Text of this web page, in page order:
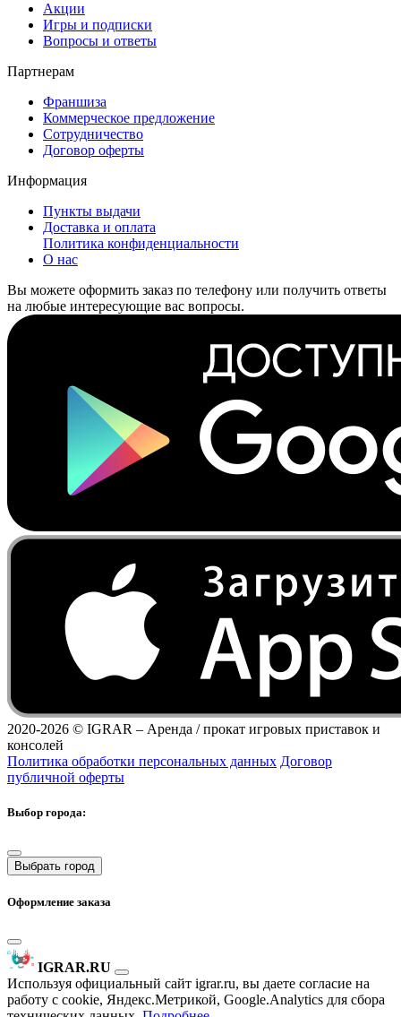
Акции
Игры и подписки
Вопросы и ответы
Партнерам
Франшиза
Коммерческое предложение
Сотрудничество
Договор оферты
Информация
Пункты выдачи
Доставка и оплата
Политика конфиденциальности
О нас
Вы можете оформить заказ по телефону или получить ответы
на любые интересующие вас вопросы.
2020-2026 © IGRAR – Аренда / прокат игровых приставок и
консолей
Политика обработки персональных данных Договор
публичной оферты
Выбор города:
Выбрать город
Оформление заказа
IGRAR.RU
Используя официальный сайт igrar.ru, вы даете согласие на
работу с cookie, Яндекс.Метрикой, Google.Analytics для сбора